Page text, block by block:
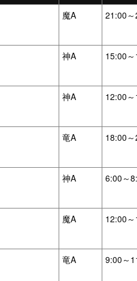
魔A 21:00
神A 15:00
神A 12:00
竜A 18:00
神A 6:00～
魔A 12:00
竜A 9:00～